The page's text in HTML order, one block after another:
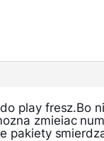
play fresz.Bo
zmieiac
pakiety